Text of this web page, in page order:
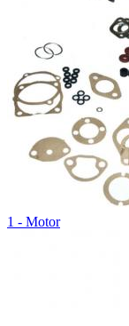
1 - Motor